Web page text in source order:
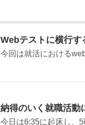
Webテストに横行す
今回は就活における
納得のいく就職活動
今日は6:35に起床し、